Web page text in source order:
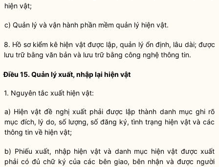
hiện vật;
c) Quản lý và vận hành phần mềm quản lý hiện vật.
8. Hồ sơ kiểm kê hiện vật được lập, quản lý ổn định, lâu dài; được
lưu trữ bằng văn bản và lưu trữ bằng công nghệ thông tin.
Điều 15. Quản lý xuất, nhập lại hiện vật
1. Nguyên tắc xuất hiện vật:
a) Hiện vật đề nghị xuất phải được lập thành danh mục ghi rõ
mục đích, lý do, số lượng, số đăng ký, tình trạng hiện vật và các
thông tin về hiện vật;
b) Phiếu xuất, nhập hiện vật và danh mục hiện vật được xuất
phải có đủ chữ ký của các bên giao, bên nhận và được người